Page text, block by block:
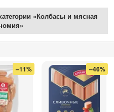
«Колбасы и мясная
–11% –46%